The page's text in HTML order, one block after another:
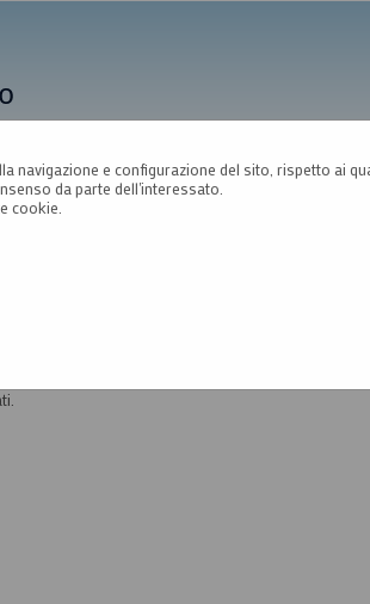
e configurazione del sito, rispetto ai
da parte dell'interessato.
cookie.
per gli elenchi operatori economici
essere registrati al portale, per maggiori dettagli